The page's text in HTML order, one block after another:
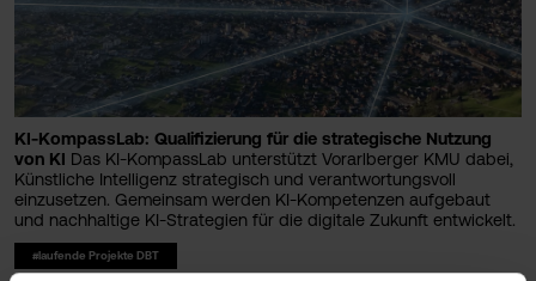
KI-KompassLab: Qualifizierung für die strategische Nutzung
von KI Das KI-KompassLab unterstützt Vorarlberger KMU dabei,
Künstliche Intelligenz strategisch und verantwortungsvoll
einzusetzen. Gemeinsam werden KI-Kompetenzen aufgebaut
und nachhaltige KI-Strategien für die digitale Zukunft entwickelt.
#laufende Projekte DBT